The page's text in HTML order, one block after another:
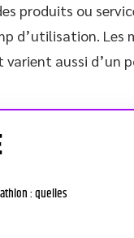
produits ou
d’utilisation. Les
aussi d’un
: quelles